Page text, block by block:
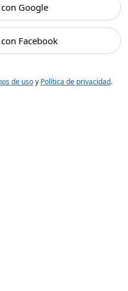
Google
Facebook
de usoy Política de privacidad.